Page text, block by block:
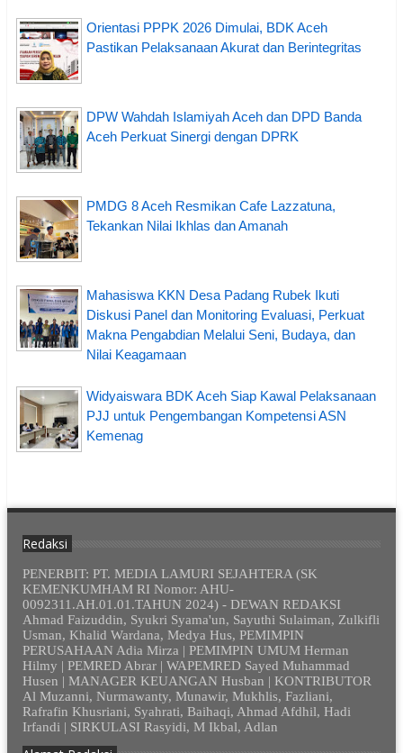
Orientasi PPPK 2026 Dimulai, BDK Aceh
Pastikan Pelaksanaan Akurat dan Berintegritas
DPW Wahdah Islamiyah Aceh dan DPD Banda
Aceh Perkuat Sinergi dengan DPRK
PMDG 8 Aceh Resmikan Cafe Lazzatuna,
Tekankan Nilai Ikhlas dan Amanah
Mahasiswa KKN Desa Padang Rubek Ikuti
Diskusi Panel dan Monitoring Evaluasi, Perkuat
Makna Pengabdian Melalui Seni, Budaya, dan
Nilai Keagamaan
Widyaiswara BDK Aceh Siap Kawal Pelaksanaan
PJJ untuk Pengembangan Kompetensi ASN
Kemenag
Redaksi
PENERBIT: PT. MEDIA LAMURI SEJAHTERA (SK
KEMENKUMHAM RI Nomor: AHU-
0092311.AH.01.01.TAHUN 2024) - DEWAN REDAKSI
Ahmad Faizuddin, Syukri Syama'un, Sayuthi Sulaiman, Zulkifli
Usman, Khalid Wardana, Medya Hus, PEMIMPIN
PERUSAHAAN Adia Mirza | PEMIMPIN UMUM Herman
Hilmy | PEMRED Abrar | WAPEMRED Sayed Muhammad
Husen | MANAGER KEUANGAN Husban | KONTRIBUTOR
Al Muzanni, Nurmawanty, Munawir, Mukhlis, Fazliani,
Rafrafin Khusriani, Syahrati, Baihaqi, Ahmad Afdhil, Hadi
Irfandi | SIRKULASI Rasyidi, M Ikbal, Adlan